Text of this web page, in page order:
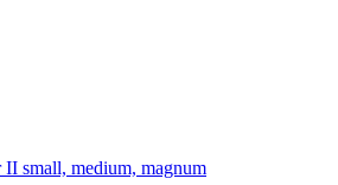
small, medium, magnum